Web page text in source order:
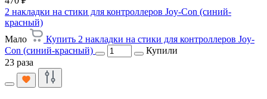
2 накладки на стики для контроллеров Joy-Con (синий-
красный)
Мало
Купить 2 накладки на стики для контроллеров Joy-
Con (синий-красный)
Купили
23 раза